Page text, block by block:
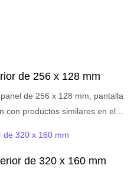
de 256 x 128 mm
de 256 x 128 mm, pantalla
con productos similares en el
incomparables en
apariencia, etc., y goza de una
resume los defectos
de 320 x 160 mm